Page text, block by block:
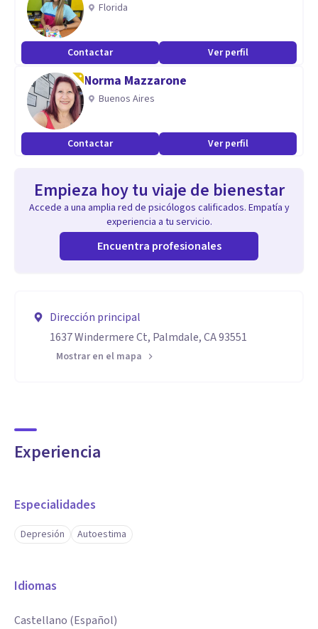
Florida
Contactar Ver perfil
Norma Mazzarone
Buenos Aires
Contactar Ver perfil
Empieza hoy tu viaje de bienestar
Accede a una amplia red de psicólogos calificados. Empatía y
experiencia a tu servicio.
Encuentra profesionales
Dirección principal
1637 Windermere Ct, Palmdale, CA 93551
Mostrar en el mapa
Experiencia
Especialidades
Depresión Autoestima
Idiomas
Castellano (Español)